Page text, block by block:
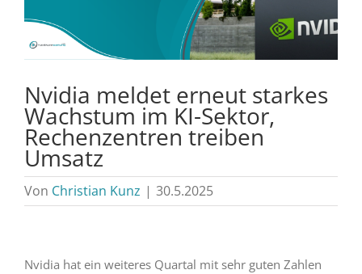
Nvidia meldet erneut starkes
Wachstum im KI-Sektor,
Rechenzentren treiben
Umsatz
Von Christian Kunz | 30.5.2025
Nvidia hat ein weiteres Quartal mit sehr guten Zahlen